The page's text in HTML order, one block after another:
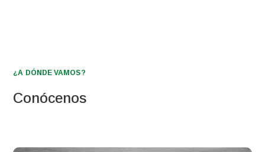
¿A DÓNDE VAMOS?
Conócenos